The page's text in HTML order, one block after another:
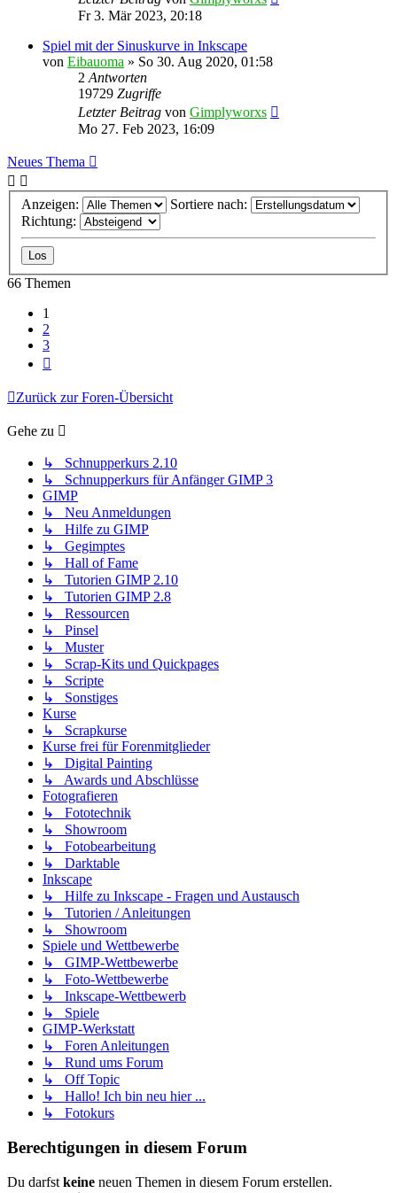
Fr 3. Mär 2023, 20:18
Spiel mit der Sinuskurve in Inkscape
von Eibauoma » So 30. Aug 2020, 01:58
2 Antworten
19729 Zugriffe
Letzter Beitrag von Gimplyworxs
Mo 27. Feb 2023, 16:09
Neues Thema
Anzeigen:
Sortiere nach:
Richtung:
66 Themen
1
2
3
Zurück zur Foren-Übersicht
Gehe zu
↳ Schnupperkurs 2.10
↳ Schnupperkurs für Anfänger GIMP 3
GIMP
↳ Neu Anmeldungen
↳ Hilfe zu GIMP
↳ Gegimptes
↳ Hall of Fame
↳ Tutorien GIMP 2.10
↳ Tutorien GIMP 2.8
↳ Ressourcen
↳ Pinsel
↳ Muster
↳ Scrap-Kits und Quickpages
↳ Scripte
↳ Sonstiges
Kurse
↳ Scrapkurse
Kurse frei für Forenmitglieder
↳ Digital Painting
↳ Awards und Abschlüsse
Fotografieren
↳ Fototechnik
↳ Showroom
↳ Fotobearbeitung
↳ Darktable
Inkscape
↳ Hilfe zu Inkscape - Fragen und Austausch
↳ Tutorien / Anleitungen
↳ Showroom
Spiele und Wettbewerbe
↳ GIMP-Wettbewerbe
↳ Foto-Wettbewerbe
↳ Inkscape-Wettbewerb
↳ Spiele
GIMP-Werkstatt
↳ Foren Anleitungen
↳ Rund ums Forum
↳ Off Topic
↳ Hallo! Ich bin neu hier ...
↳ Fotokurs
Berechtigungen in diesem Forum
Du darfst keine neuen Themen in diesem Forum erstellen.